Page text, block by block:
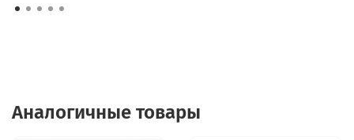
Аналогичные товары